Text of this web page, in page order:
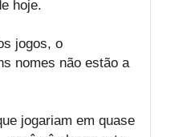
hoje.
jogos, o
nomes não estão a
jogariam em quase